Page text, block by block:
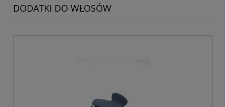
DODATKI DO WŁOSÓW